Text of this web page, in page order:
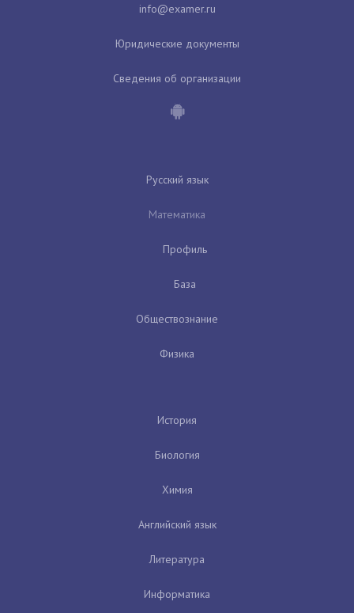
Юридические документы
Сведения об организации
Русский язык
Математика
Профиль
База
Обществознание
Физика
История
Биология
Химия
Английский язык
Литература
Информатика